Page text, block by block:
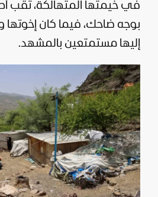
في خيمتها المتهالكة، ثقب
بوجه ضاحك، فيما كان إخوتها
إليها مستمتعين بالمشهد.